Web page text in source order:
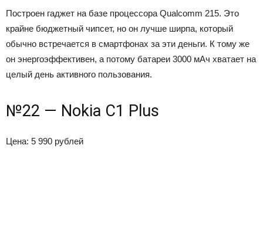
Построен гаджет на базе процессора Qualcomm 215. Это
крайне бюджетный чипсет, но он лучше ширпа, который
обычно встречается в смартфонах за эти деньги. К тому же
он энергоэффективен, а потому батареи 3000 мАч хватает на
целый день активного пользования.
№22 — Nokia C1 Plus
Цена: 5 990 рублей